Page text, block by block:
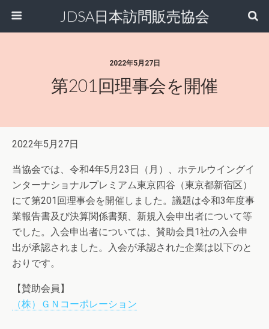
JDSA日本訪問販売協会
2022年5月27日
第201回理事会を開催
2022年5月27日
当協会では、令和4年5月23日（月）、ホテルウイングイ
ンターナショナルプレミアム東京四谷（東京都新宿区）
にて第201回理事会を開催しました。議題は令和3年度事
業報告書及び決算関係書類、新規入会申出者について等
でした。入会申出者については、賛助会員1社の入会申
出が承認されました。入会が承認された企業は以下のと
おりです。
【賛助会員】
（株）ＧＮコーポレーション